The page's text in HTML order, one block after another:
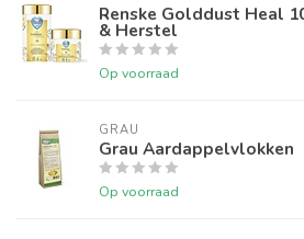
Renske Golddust Heal
& Herstel
Op voorraad
GRAU
Grau Aardappelvlokken
Op voorraad